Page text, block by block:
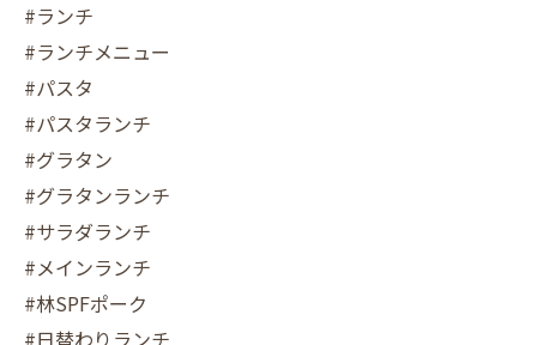
#ランチ
#ランチメニュー
#パスタ
#パスタランチ
#グラタン
#グラタンランチ
#サラダランチ
#メインランチ
#林SPFポーク
#日替わりランチ